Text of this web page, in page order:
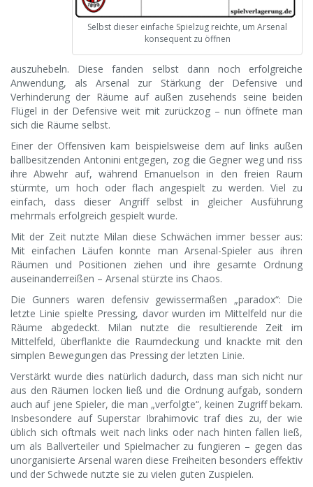
Selbst dieser einfache Spielzug reichte, um Arsenal
konsequent zu öffnen
auszuhebeln. Diese fanden selbst dann noch erfolgreiche
Anwendung, als Arsenal zur Stärkung der Defensive und
Verhinderung der Räume auf außen zusehends seine beiden
Flügel in der Defensive weit mit zurückzog – nun öffnete man
sich die Räume selbst.
Einer der Offensiven kam beispielsweise dem auf links außen
ballbesitzenden Antonini entgegen, zog die Gegner weg und riss
ihre Abwehr auf, während Emanuelson in den freien Raum
stürmte, um hoch oder flach angespielt zu werden. Viel zu
einfach, dass dieser Angriff selbst in gleicher Ausführung
mehrmals erfolgreich gespielt wurde.
Mit der Zeit nutzte Milan diese Schwächen immer besser aus:
Mit einfachen Läufen konnte man Arsenal-Spieler aus ihren
Räumen und Positionen ziehen und ihre gesamte Ordnung
auseinanderreißen – Arsenal stürzte ins Chaos.
Die Gunners waren defensiv gewissermaßen „paradox“: Die
letzte Linie spielte Pressing, davor wurden im Mittelfeld nur die
Räume abgedeckt. Milan nutzte die resultierende Zeit im
Mittelfeld, überflankte die Raumdeckung und knackte mit den
simplen Bewegungen das Pressing der letzten Linie.
Verstärkt wurde dies natürlich dadurch, dass man sich nicht nur
aus den Räumen locken ließ und die Ordnung aufgab, sondern
auch auf jene Spieler, die man „verfolgte“, keinen Zugriff bekam.
Insbesondere auf Superstar Ibrahimovic traf dies zu, der wie
üblich sich oftmals weit nach links oder nach hinten fallen ließ,
um als Ballverteiler und Spielmacher zu fungieren – gegen das
unorganisierte Arsenal waren diese Freiheiten besonders effektiv
und der Schwede nutzte sie zu vielen guten Zuspielen.